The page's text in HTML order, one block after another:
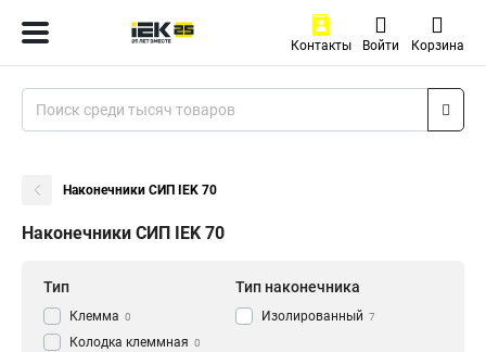
Контакты Войти Корзина
Наконечники СИП IEK 70
Наконечники СИП IEK 70
Тип
Клемма 0
Колодка клеммная 0
Тип наконечника
Изолированный 7